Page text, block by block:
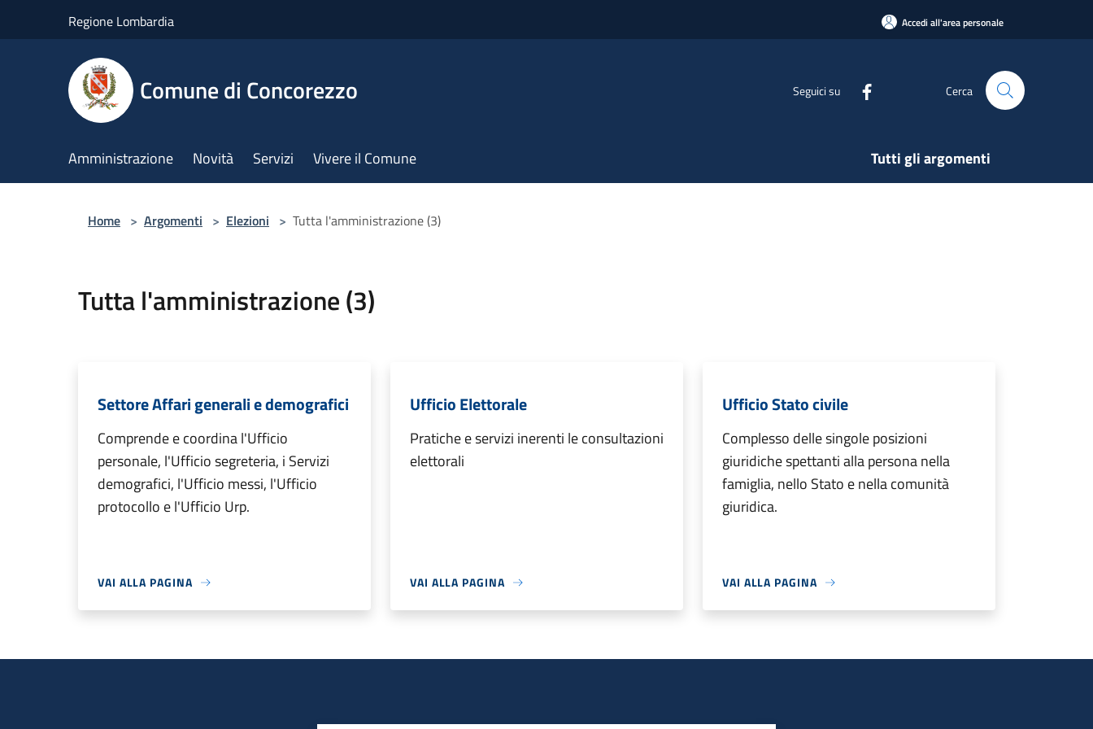
Regione Lombardia Accedi all'area personale
Comune di Concorezzo Seguici su Cerca
Amministrazione Novità Servizi Vivere il Comune Tutti gli argomenti
Home > Argomenti > Elezioni > Tutta l'amministrazione (3)
Tutta l'amministrazione (3)
Settore Affari generali e demografici
Comprende e coordina l'Ufficio
personale, l'Ufficio segreteria, i Servizi
demografici, l'Ufficio messi, l'Ufficio
protocollo e l'Ufficio Urp.
VAI ALLA PAGINA
Ufficio Elettorale
Pratiche e servizi inerenti le consultazioni
elettorali
VAI ALLA PAGINA
Ufficio Stato civile
Complesso delle singole posizioni
giuridiche spettanti alla persona nella
famiglia, nello Stato e nella comunità
giuridica.
VAI ALLA PAGINA